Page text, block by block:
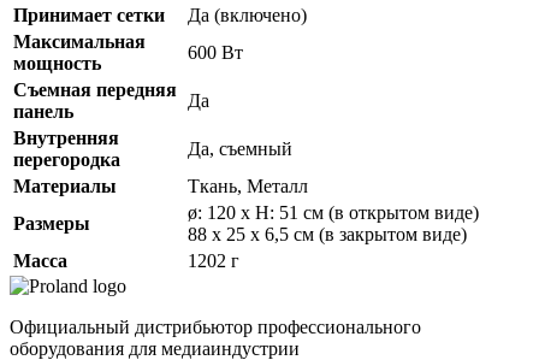
Принимает сетки
Да (включено)
Максимальная
мощность
600 Вт
Съемная передняя
панель
Да
Внутренняя
перегородка
Да, съемный
Материалы
Ткань, Металл
Размеры
ø: 120 x H: 51 см (в открытом виде)
88 x 25 x 6,5 см (в закрытом виде)
Масса
1202 г
Официальный дистрибьютор профессионального
оборудования для медиаиндустрии